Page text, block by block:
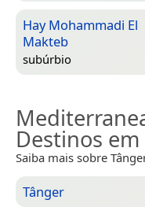
Hay Mohammadi El
Makteb
subúrbio
Destinos
Saiba mais sobre
Tânger